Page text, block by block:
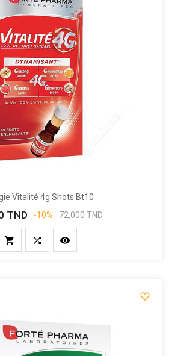
Vitalité 4g Shots Bt10
Prix
TND
Prix
-10% 72,000 TND
  
